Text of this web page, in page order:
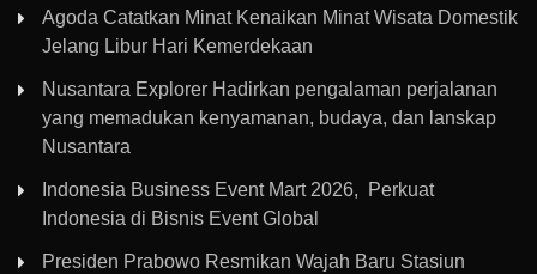
Agoda Catatkan Minat Kenaikan Minat Wisata Domestik
Jelang Libur Hari Kemerdekaan
Nusantara Explorer Hadirkan pengalaman perjalanan
yang memadukan kenyamanan, budaya, dan lanskap
Nusantara
Indonesia Business Event Mart 2026, Perkuat
Indonesia di Bisnis Event Global
Presiden Prabowo Resmikan Wajah Baru Stasiun